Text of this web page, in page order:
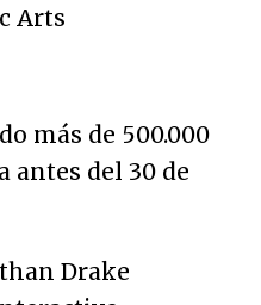
Arts
más de 500.000
antes del 30 de
Drake